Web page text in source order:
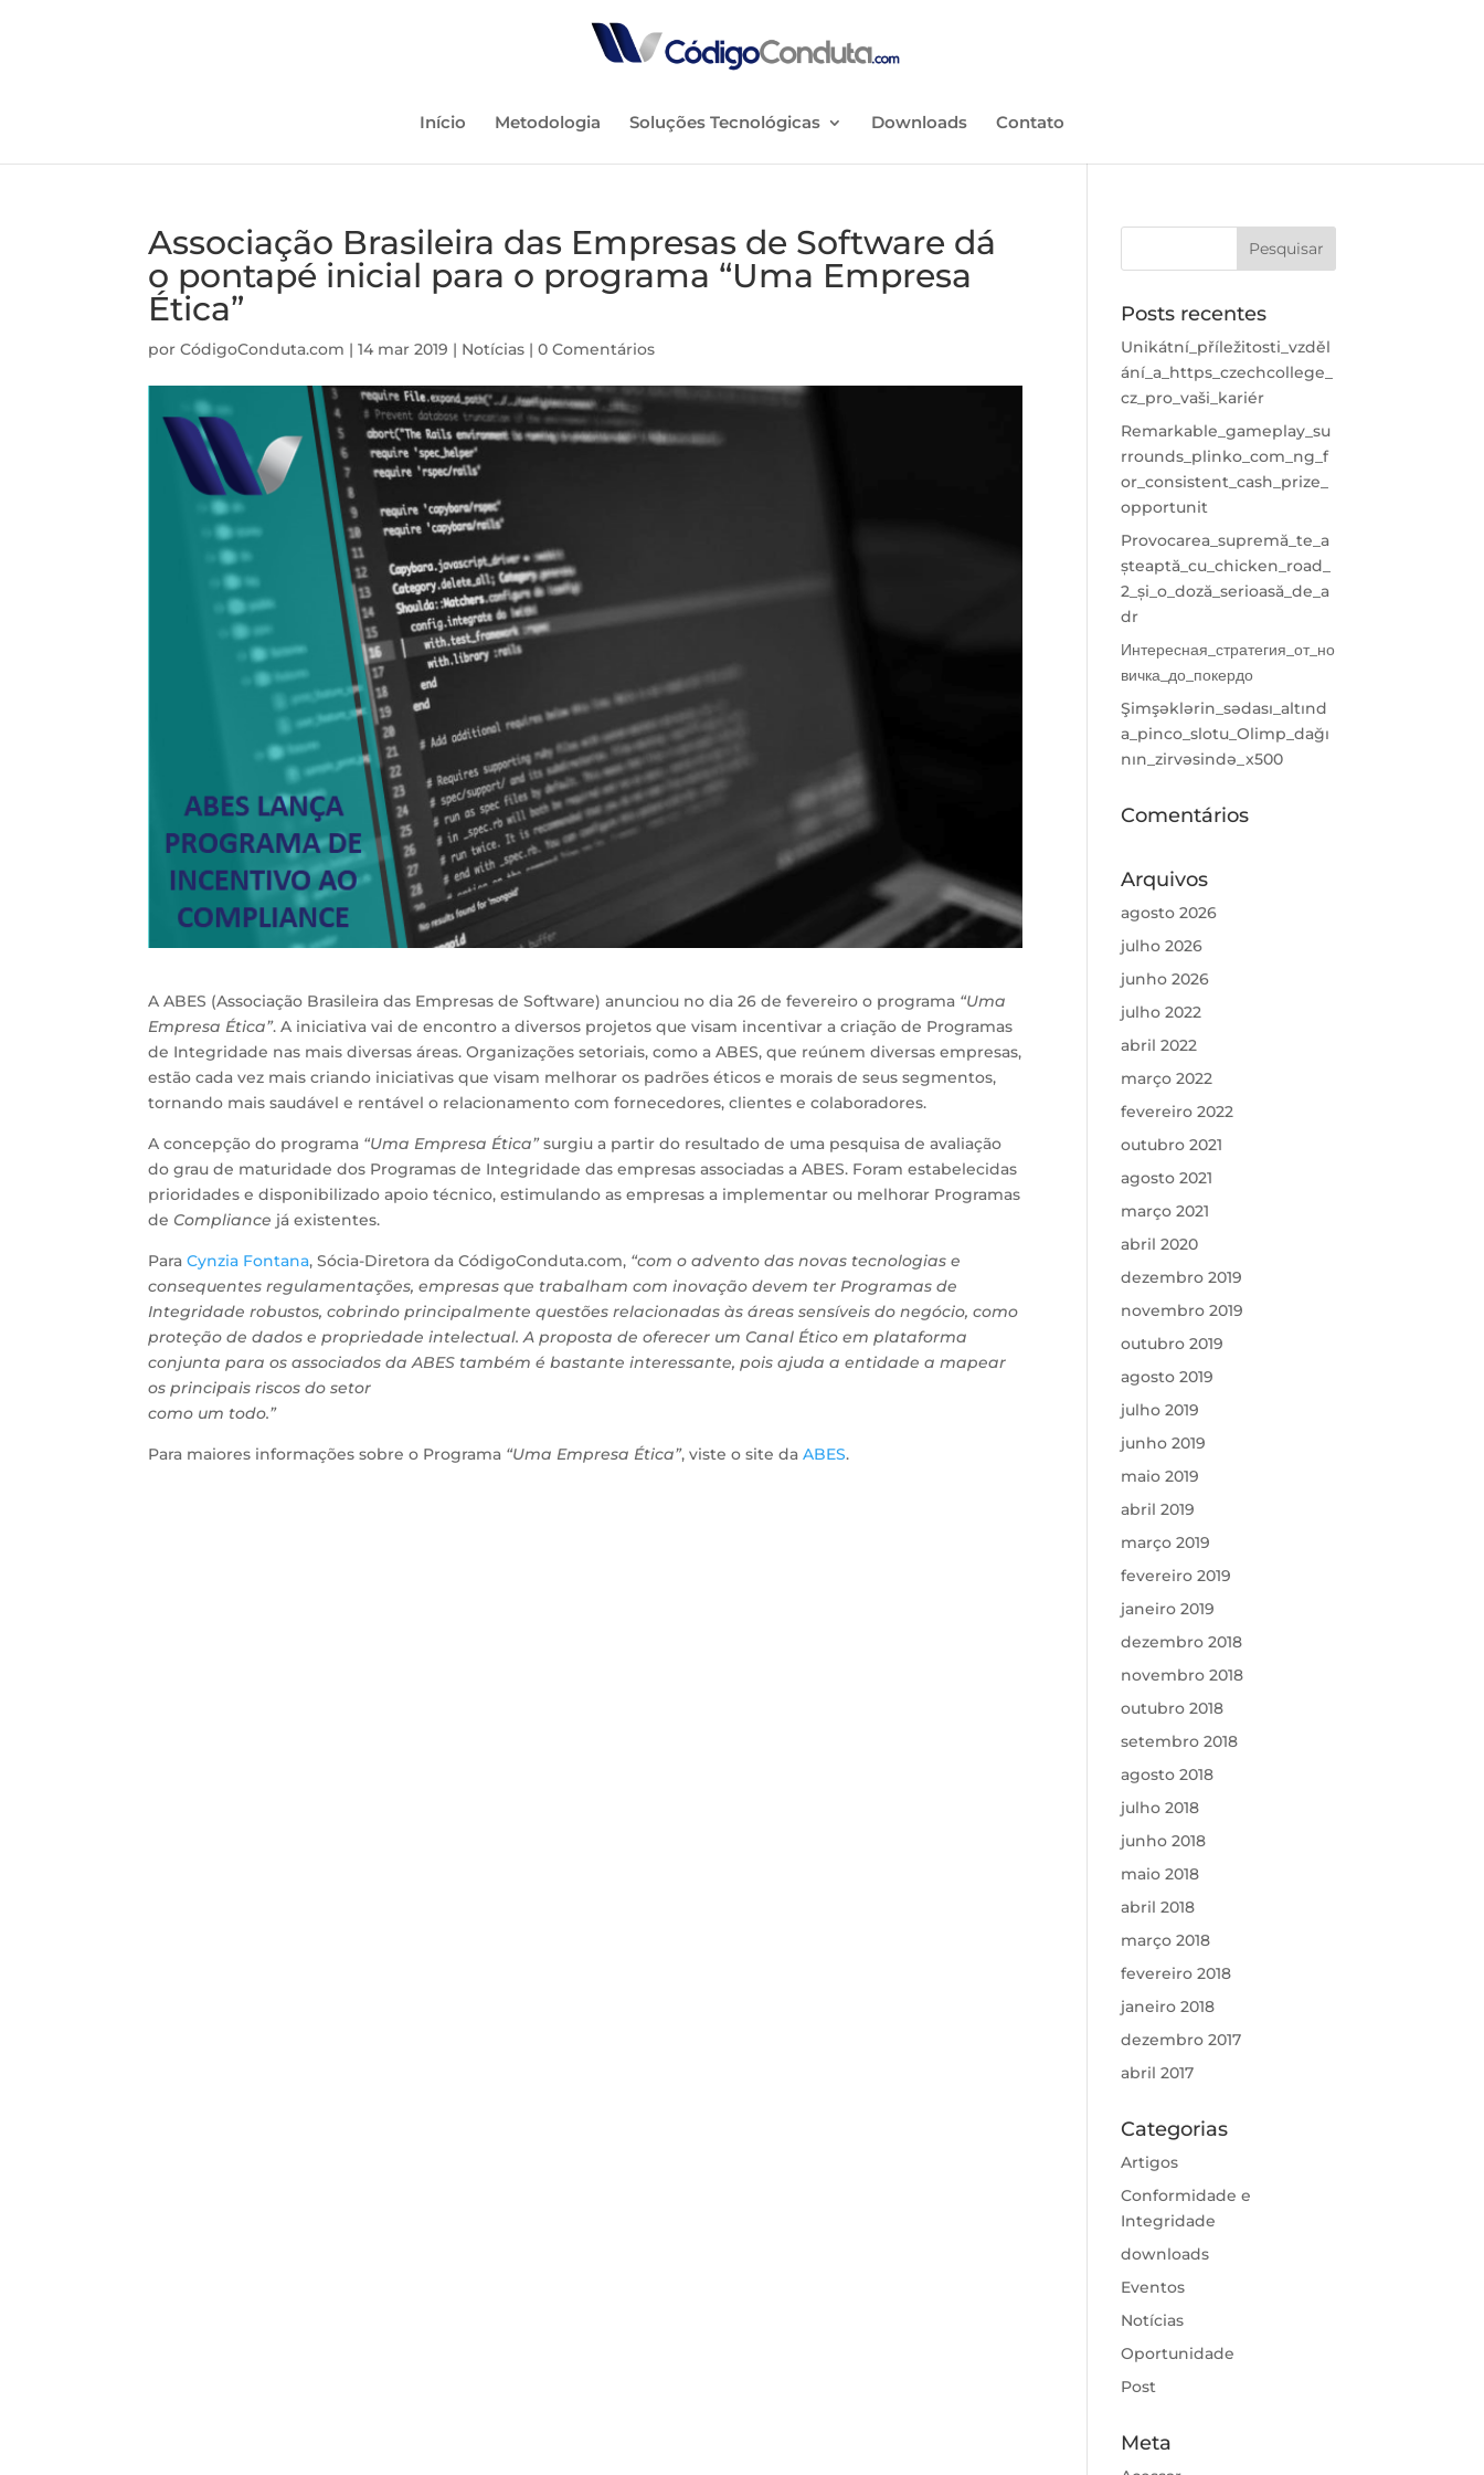
Início Metodologia Soluções Tecnológicas Downloads Contato
Associação Brasileira das Empresas de Software dá
o pontapé inicial para o programa “Uma Empresa
Ética”
porCódigoConduta.com |14 mar 2019 | Notícias |0 Comentários
A ABES (Associação Brasileira das Empresas de Software) anunciou no dia 26 de fevereiro o programa “Uma
Empresa Ética”. A iniciativa vai de encontro a diversos projetos que visam incentivar a criação de Programas
de Integridade nas mais diversas áreas. Organizações setoriais, como a ABES, que reúnem diversas empresas,
estão cada vez mais criando iniciativas que visam melhorar os padrões éticos e morais de seus segmentos,
tornando mais saudável e rentável o relacionamento com fornecedores, clientes e colaboradores.
A concepção do programa “Uma Empresa Ética”surgiu a partir do resultado de uma pesquisa de avaliação
do grau de maturidade dos Programas de Integridade das empresas associadas a ABES. Foram estabelecidas
prioridades e disponibilizado apoio técnico, estimulando as empresas a implementar ou melhorar Programas
de Compliance já existentes.
ParaCynzia Fontana, Sócia-Diretora da CódigoConduta.com, “com o advento das novas tecnologias e
consequentes regulamentações, empresas que trabalham com inovação devem ter Programas de
Integridade robustos, cobrindo principalmente questões relacionadas às áreas sensíveis do negócio, como
proteção de dados e propriedade intelectual. A proposta de oferecer um Canal Ético em plataforma
conjunta para os associados da ABES também é bastante interessante, pois ajuda a entidade a mapear
os principais riscos do setor
como um todo.”
Para maiores informações sobre o Programa “Uma Empresa Ética”, viste o site daABES.
Posts recentes
Unikátní_příležitosti_vzděl
ání_a_https_czechcollege_
cz_pro_vaši_kariér
Remarkable_gameplay_su
rrounds_plinko_com_ng_f
or_consistent_cash_prize_
opportunit
Provocarea_supremă_te_a
șteaptă_cu_chicken_road_
2_și_o_doză_serioasă_de_a
dr
Интересная_стратегия_от_но
вичка_до_покердо
Şimşəklərin_sədası_altınd
a_pinco_slotu_Olimp_dağı
nın_zirvəsində_x500
Comentários
Arquivos
agosto 2026
julho 2026
junho 2026
julho 2022
abril 2022
março 2022
fevereiro 2022
outubro 2021
agosto 2021
março 2021
abril 2020
dezembro 2019
novembro 2019
outubro 2019
agosto 2019
julho 2019
junho 2019
maio 2019
abril 2019
março 2019
fevereiro 2019
janeiro 2019
dezembro 2018
novembro 2018
outubro 2018
setembro 2018
agosto 2018
julho 2018
junho 2018
maio 2018
abril 2018
março 2018
fevereiro 2018
janeiro 2018
dezembro 2017
abril 2017
Categorias
Artigos
Conformidade e
Integridade
downloads
Eventos
Notícias
Oportunidade
Post
Meta